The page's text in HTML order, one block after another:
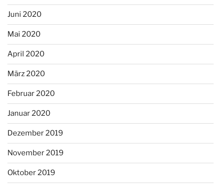
Juni 2020
Mai 2020
April 2020
März 2020
Februar 2020
Januar 2020
Dezember 2019
November 2019
Oktober 2019